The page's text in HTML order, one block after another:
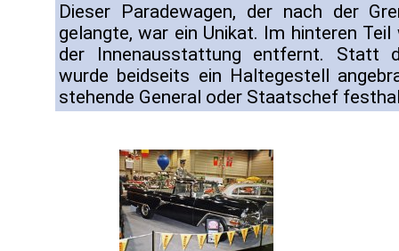
Dieser Paradewagen, der nach der
gelangte, war ein Unikat. Im hinteren
der Innenausstattung entfernt. Statt
wurde beidseits ein Haltegestell
stehende General oder Staatschef